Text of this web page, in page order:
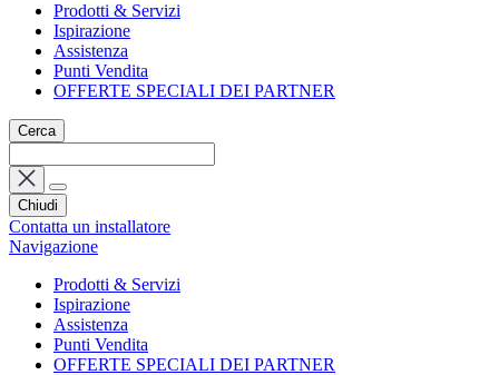
Prodotti & Servizi
Ispirazione
Assistenza
Punti Vendita
OFFERTE SPECIALI DEI PARTNER
Cerca
Chiudi
Contatta un installatore
Navigazione
Prodotti & Servizi
Ispirazione
Assistenza
Punti Vendita
OFFERTE SPECIALI DEI PARTNER